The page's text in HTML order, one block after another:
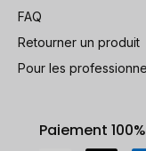
FAQ
Retourner un produit
Pour les
Paiement